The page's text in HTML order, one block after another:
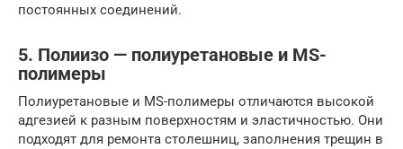
постоянных соединений.
5. Полиизо — полиуретановые и MS-
полимеры
Полиуретановые и MS-полимеры отличаются высокой
адгезией к разным поверхностям и эластичностью. Они
подходят для ремонта столешниц, заполнения трещин в